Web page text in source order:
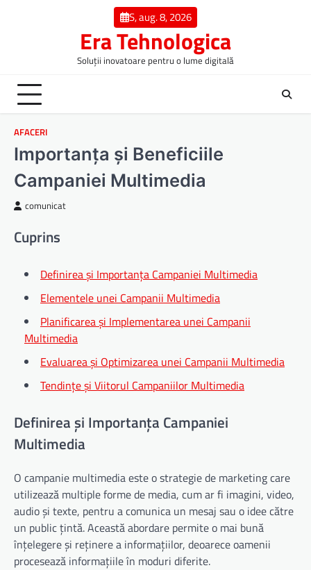
S, aug. 8, 2026
Era Tehnologica
Soluții inovatoare pentru o lume digitală
AFACERI
Importanța și Beneficiile
Campaniei Multimedia
comunicat
Cuprins
Definirea și Importanța Campaniei Multimedia
Elementele unei Campanii Multimedia
Planificarea și Implementarea unei Campanii
Multimedia
Evaluarea și Optimizarea unei Campanii Multimedia
Tendințe și Viitorul Campaniilor Multimedia
Definirea și Importanța Campaniei
Multimedia
O campanie multimedia este o strategie de marketing care
utilizează multiple forme de media, cum ar fi imagini, video,
audio și texte, pentru a comunica un mesaj sau o idee către
un public țintă. Această abordare permite o mai bună
înțelegere și reținere a informațiilor, deoarece oamenii
procesează informațiile în moduri diferite.